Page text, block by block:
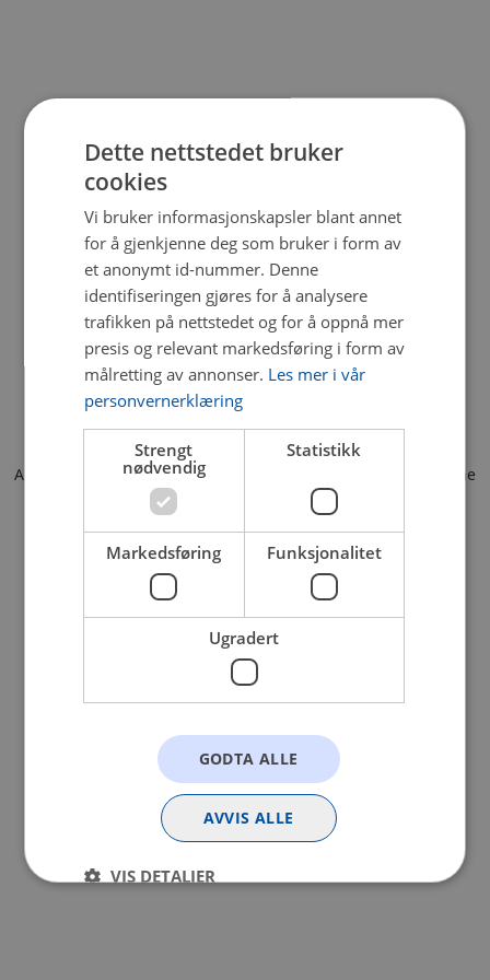
Application error: a client-side exception has occurred (see the
browser console for more information).
Dette nettstedet bruker
cookies
Vi bruker informasjonskapsler blant annet
for å gjenkjenne deg som bruker i form av
et anonymt id-nummer. Denne
identifiseringen gjøres for å analysere
trafikken på nettstedet og for å oppnå mer
presis og relevant markedsføring i form av
målretting av annonser. Les mer i vår
personvernerklæring
Strengt
nødvendig
Statistikk
Markedsføring Funksjonalitet
Ugradert
GODTA ALLE
AVVIS ALLE
VIS DETALJER